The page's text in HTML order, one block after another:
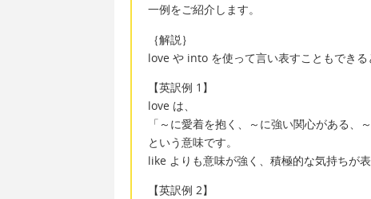
一例をご紹介します。
｛解説｝
love や into を使って言い表すこともできる
【英訳例 1】
love は、
「～に愛着を抱く、～に強い関心がある、
という意味です。
like よりも意味が強く、積極的な気持ちが表
【英訳例 2】